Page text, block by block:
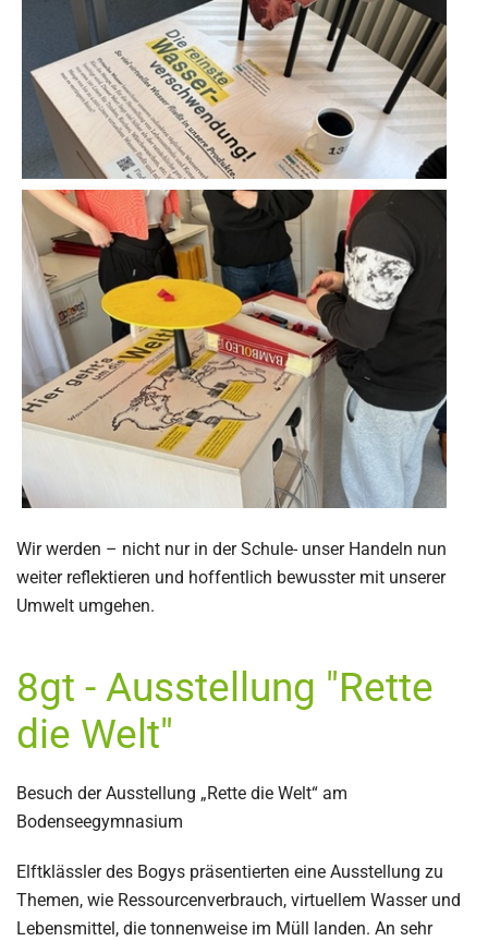
Wir werden – nicht nur in der Schule- unser Handeln nun
weiter reflektieren und hoffentlich bewusster mit unserer
Umwelt umgehen.
8gt - Ausstellung "Rette
die Welt"
Besuch der Ausstellung „Rette die Welt“ am
Bodenseegymnasium
Elftklässler des Bogys präsentierten eine Ausstellung zu
Themen, wie Ressourcenverbrauch, virtuellem Wasser und
Lebensmittel, die tonnenweise im Müll landen. An sehr